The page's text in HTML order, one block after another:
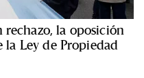
rechazo, la oposición
Ley de Propiedad